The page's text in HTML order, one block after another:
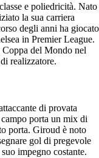
e poliedricità. Nato
la sua carriera
degli anni ha giocato
in Premier League.
del Mondo nel
realizzatore.
di provata
porta un mix di
porta. Giroud è noto
gol di pregevole
impegno costante.